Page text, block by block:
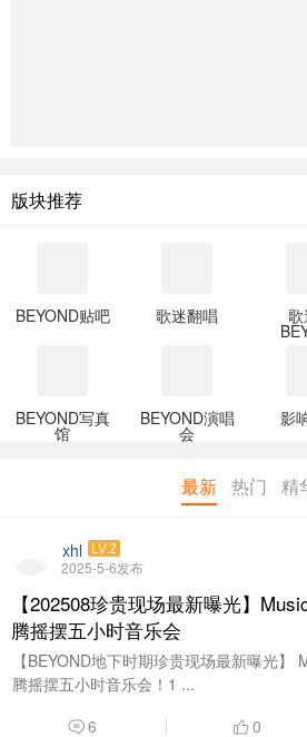
版块推荐
BEYOND贴吧 歌迷翻唱
BEYOND写真
馆
BEYOND演唱
会
影
最新 热门 精
xhl LV.2
2025-5-6发布
【202508珍贵现场最新曝光】
腾摇摆五小时音乐会
【BEYOND地下时期珍贵现场最新曝光
腾摇摆五小时音乐会！1 ...
6
0